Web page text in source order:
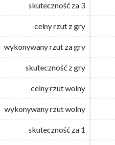
skuteczność za 3
celny rzut z gry
wykonywany rzut za gry
skuteczność z gry
celny rzut wolny
wykonywany rzut wolny
skuteczność za 1
skuteczność za 3
celny rzut z gry
wykonywany rzut za gry
skuteczność z gry
celny rzut wolny
wykonywany rzut wolny
skuteczność za 1